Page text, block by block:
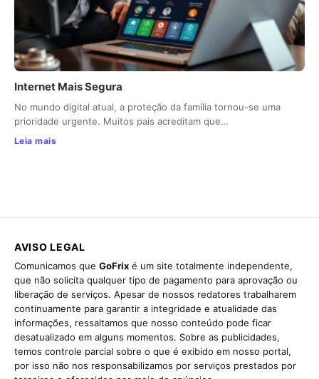
Internet Mais Segura
No mundo digital atual, a proteção da família tornou-se uma
prioridade urgente. Muitos pais acreditam que…
Leia mais
AVISO LEGAL
Comunicamos que GoFrix é um site totalmente independente,
que não solicita qualquer tipo de pagamento para aprovação ou
liberação de serviços. Apesar de nossos redatores trabalharem
continuamente para garantir a integridade e atualidade das
informações, ressaltamos que nosso conteúdo pode ficar
desatualizado em alguns momentos. Sobre as publicidades,
temos controle parcial sobre o que é exibido em nosso portal,
por isso não nos responsabilizamos por serviços prestados por